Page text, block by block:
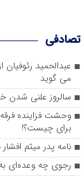
تصادفی
عبدالحمید
می گوید
سالروز علنی شدن
وحشت فزاینده فرقه
برای چیست؟!
نامه پدر میثم
رجوی چه وعده‌ای